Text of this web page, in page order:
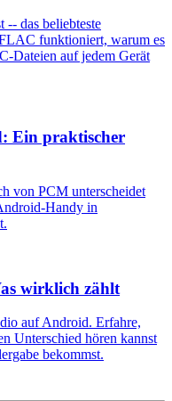
das beliebteste
funktioniert, warum es
Dateien auf jedem Gerät
Ein praktischer
von PCM unterscheidet
Handy in
wirklich zählt
auf Android. Erfahre,
Unterschied hören kannst
bekommst.